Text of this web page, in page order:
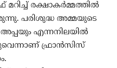
മറിച്ച് രക്ഷാകര്‍മ്മത്തില്‍
പരിശുദ്ധ അമ്മയുടെ
എന്നനിലയില്‍
ഫ്രാന്‍സിസ്